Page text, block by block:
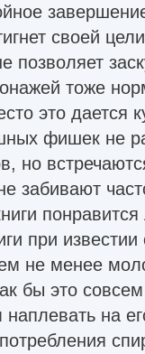
своей
позволяет
тоже
это дается
фишек не
но
забивают
при
не менее
бы это
на